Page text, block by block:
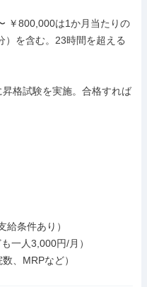
￥800,000は1か月当たりの
）を含む。23時間を超える
昇格試験を実施。合格すれば
条件あり）
一人3,000円/月）
、MRPなど）